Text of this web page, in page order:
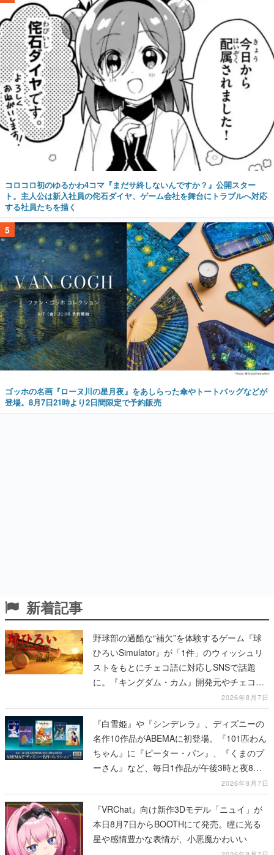
コロコロ初のゆるかわ4コマ『まだサ終しないんですか？』公開スター
ト。主人公は新入社員の侘石ダイヤ、ゲーム会社を舞台にトラブルへ対応
する社員たちを描く
5
ゴッホの名画『ローヌ川の星月夜』をあしらった傘やトートバッグなどが
登場。8月7日21時より2日間限定で予約販売
新着記事
野球部の過酷な“補欠”を体験するゲーム『球
ひろいSimulator』が「1件」のウィッシュリ
ストをもとにチェコ語に対応しSNSで話題
に。『キングダム・カム』開発元やチェコの
2026年8月7日
『白雪姫』や『シンデレラ』、ディズニーの
名作10作品がABEMAに初登場。『101匹わん
ちゃん』に『ピーター・パン』、『くまのプ
ーさん』など、毎日1作品が午後3時と夜8時
2026年8月7日
『VRChat』向け新作3Dモデル「ニュイ」が
本日8月7日からBOOTHにて発売。瞳に光る
星や感情豊かな表情が、小悪魔かわいい